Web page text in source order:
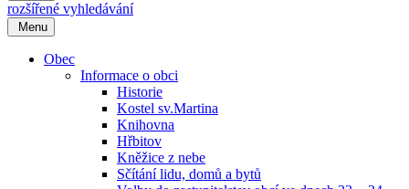
rozšířené vyhledávání
Menu
Obec
Informace o obci
Historie
Kostel sv.Martina
Knihovna
Hřbitov
Kněžice z nebe
Sčítání lidu, domů a bytů